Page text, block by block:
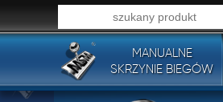
Wszystkie typy produktów!
MANUALNE
SKRZYNIE BIEGÓW